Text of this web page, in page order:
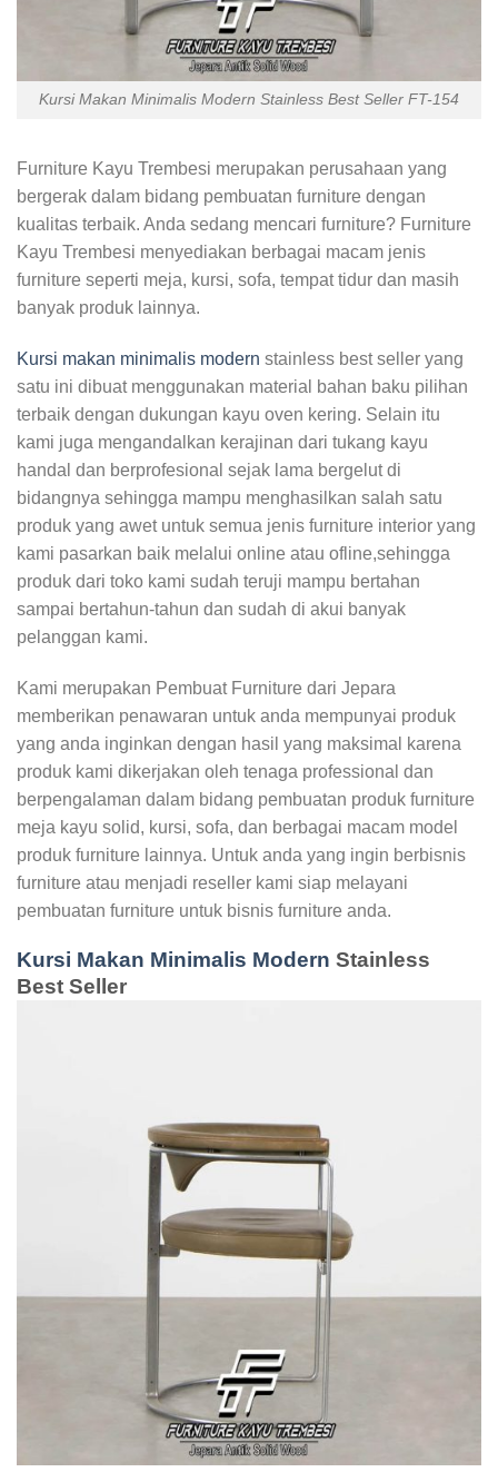
Kursi Makan Minimalis Modern Stainless Best Seller FT-154
Furniture Kayu Trembesi merupakan perusahaan yang
bergerak dalam bidang pembuatan furniture dengan
kualitas terbaik. Anda sedang mencari furniture? Furniture
Kayu Trembesi menyediakan berbagai macam jenis
furniture seperti meja, kursi, sofa, tempat tidur dan masih
banyak produk lainnya.
Kursi makan minimalis modern stainless best seller yang
satu ini dibuat menggunakan material bahan baku pilihan
terbaik dengan dukungan kayu oven kering. Selain itu
kami juga mengandalkan kerajinan dari tukang kayu
handal dan berprofesional sejak lama bergelut di
bidangnya sehingga mampu menghasilkan salah satu
produk yang awet untuk semua jenis furniture interior yang
kami pasarkan baik melalui online atau ofline,sehingga
produk dari toko kami sudah teruji mampu bertahan
sampai bertahun-tahun dan sudah di akui banyak
pelanggan kami.
Kami merupakan Pembuat Furniture dari Jepara
memberikan penawaran untuk anda mempunyai produk
yang anda inginkan dengan hasil yang maksimal karena
produk kami dikerjakan oleh tenaga professional dan
berpengalaman dalam bidang pembuatan produk furniture
meja kayu solid, kursi, sofa, dan berbagai macam model
produk furniture lainnya. Untuk anda yang ingin berbisnis
furniture atau menjadi reseller kami siap melayani
pembuatan furniture untuk bisnis furniture anda.
Kursi Makan Minimalis Modern Stainless
Best Seller